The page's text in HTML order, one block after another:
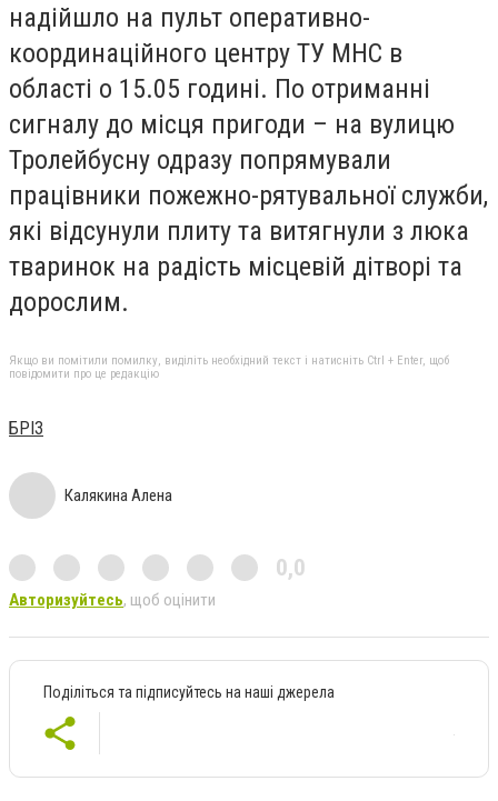
надійшло на пульт оперативно-
координаційного центру ТУ МНС в
області о 15.05 годині. По отриманні
сигналу до місця пригоди – на вулицю
Тролейбусну одразу попрямували
працівники пожежно-рятувальної служби,
які відсунули плиту та витягнули з люка
тваринок на радість місцевій дітворі та
дорослим.
Якщо ви помітили помилку, виділіть необхідний текст і натисніть Ctrl + Enter, щоб
повідомити про це редакцію
БРІЗ
Калякина Алена
0,0
Авторизуйтесь, щоб оцінити
Поділіться та підписуйтесь на наші джерела